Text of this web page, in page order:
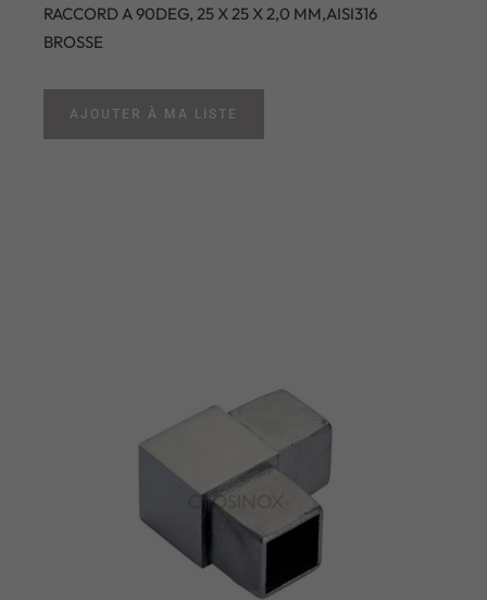
RACCORD A 90DEG, 25 X 25 X 2,0 MM,AISI316
BROSSE
AJOUTER À MA LISTE